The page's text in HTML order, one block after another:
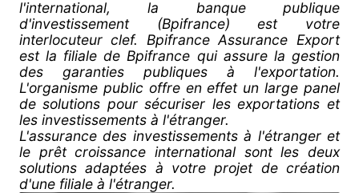
l'international, la banque publique
d'investissement (Bpifrance) est votre
interlocuteur clef. Bpifrance Assurance Export
est la filiale de Bpifrance qui assure la gestion
des garanties publiques à l'exportation.
L'organisme public offre en effet un large panel
de solutions pour sécuriser les exportations et
les investissements à l'étranger.
L'assurance des investissements à l'étranger et
le prêt croissance international sont les deux
solutions adaptées à votre projet de création
d'une filiale à l'étranger.